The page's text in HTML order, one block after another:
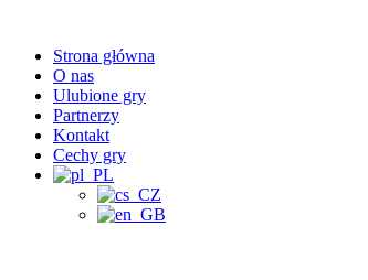
treści
Strona główna
O nas
Ulubione gry
Partnerzy
Kontakt
Cechy gry